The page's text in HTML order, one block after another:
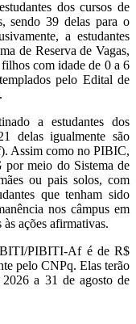
dos cursos de
sendo 39 delas para o
a estudantes
de Reserva de Vagas,
com idade de 0 a 6
pelo Edital de
a estudantes dos
delas igualmente são
Assim como no PIBIC,
por meio do Sistema de
ou pais solos, com
que tenham sido
nos câmpus em
ações afirmativas.
PIBITI-Af é de R$
pelo CNPq. Elas terão
2026 a 31 de agosto de